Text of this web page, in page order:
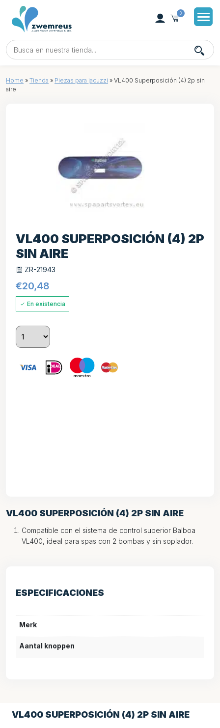
0
Home » Tienda » Piezas para jacuzzi » VL400 Superposición (4) 2p sin
aire
VL400 SUPERPOSICIÓN (4) 2P SIN AIRE
Compatible con el sistema de control superior Balboa
VL400, ideal para spas con 2 bombas y sin soplador.
ESPECIFICACIONES
Merk
Aantal knoppen
VL400 SUPERPOSICIÓN (4) 2P
SIN AIRE
ZR-21943
€20,48
En existencia
VL400 SUPERPOSICIÓN (4) 2P SIN AIRE